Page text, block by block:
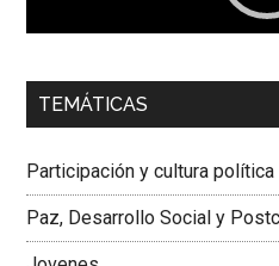
00:00
Dra. Carolina Corcho Mejía,
Colombiana
TEMÁTICAS
Participación y cultura política
Paz, Desarrollo Social y